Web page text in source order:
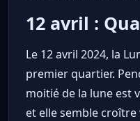
12 avril :
Le 12 avril 2024, la
premier quartier.
moitié de la lune est
et elle semble croître